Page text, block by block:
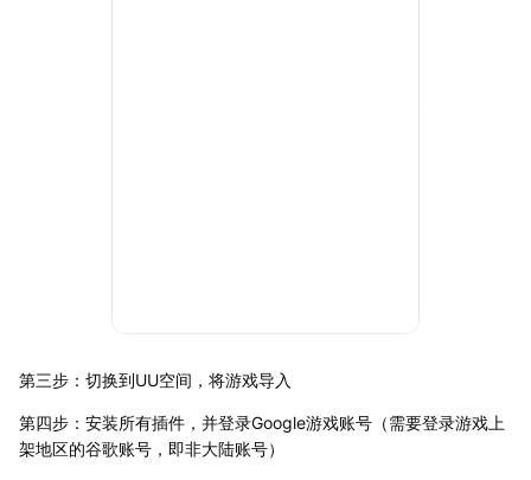
第三步：切换到UU空间，将游戏导入
第四步：安装所有插件，并登录Google游戏账号（需要登录游戏上
架地区的谷歌账号，即非大陆账号）